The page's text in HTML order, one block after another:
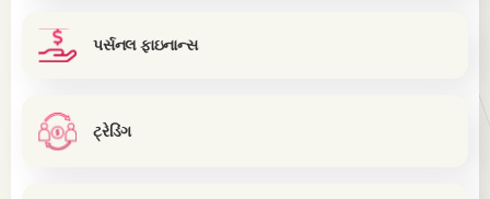
પર્સનલ ફાઇનાન્સ
ટ્રેડિંગ